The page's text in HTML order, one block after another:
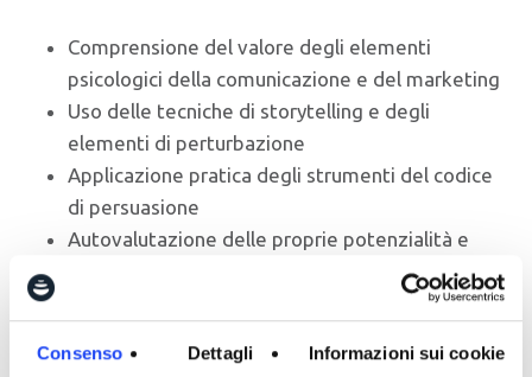
Consenso Dettagli Informazioni sui cookie
Comprensione del valore degli elementi
psicologici della comunicazione e del marketing
Uso delle tecniche di storytelling e degli
elementi di perturbazione
Applicazione pratica degli strumenti del codice
di persuasione
Autovalutazione delle proprie potenzialità e
ostacoli da superare come comunicatori
Conoscenza delle nuove tendenze di ricerca